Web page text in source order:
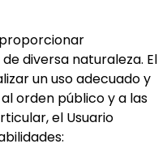
diversa naturaleza. El
un uso adecuado y
orden público y a las
el Usuario